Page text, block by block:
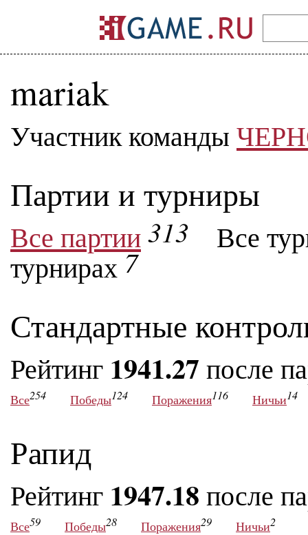
mariak
Участник команды
Партии и турниры
Все партии313
Все
турнирах7
Стандартные
Рейтинг 1941.27 после
Все254 Победы124 Поражения116 Ничьи14
Рапид
Рейтинг 1947.18 после
Все59 Победы28 Поражения29 Ничьи2